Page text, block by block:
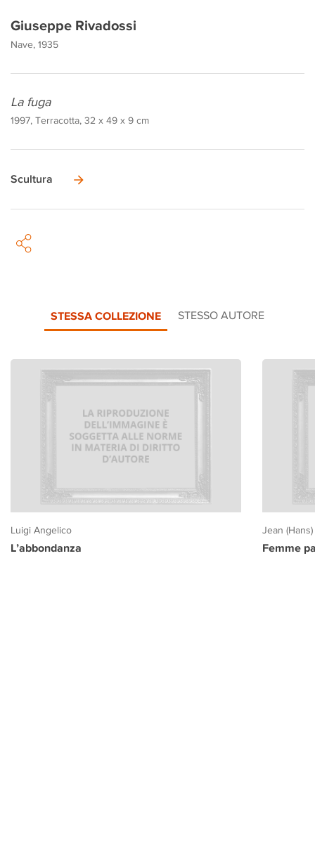
Giuseppe Rivadossi
Nave, 1935
La fuga
1997, Terracotta, 32 x 49 x 9 cm
Scultura
STESSA COLLEZIONE STESSO AUTORE
Luigi Angelico
L’abbondanza
Jean
Femme